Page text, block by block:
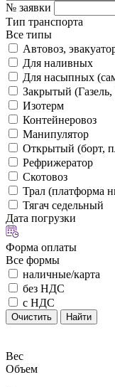
№ заявки
Тип транспорта
Все типы
Автовоз,
Для наливных
Для насыпных
Закрытый (Газель,
Изотерм
Контейнеровоз
Манипулятор
Открытый (борт,
Рефрижератор
Скотовоз
Трал (платформа
Тягач седельный
Дата погрузки
Форма оплаты
Все формы
наличные/карта
без НДС
с НДС
Очистить Найти
Вес
Объем